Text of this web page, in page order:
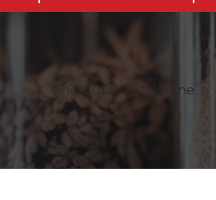
Charcuterie italienne